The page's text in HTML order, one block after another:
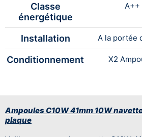
Classe
énergétique
A++
Installation A la portée
Conditionnement X2
Ampoules C10W 41mm 10W
plaque